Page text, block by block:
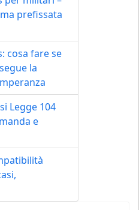
prefissata
cosa fare se
la
Legge 104
e